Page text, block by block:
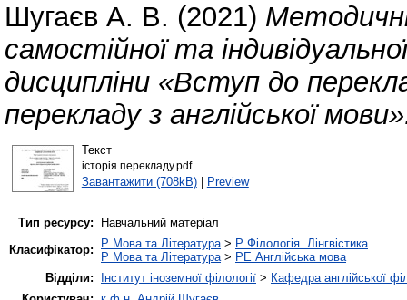
Шугаєв А. В. (2021) Методичні
самостійної та
дисципліни «Вступ до
перекладу з англійської
Текст
історія перекладу.pdf
Завантажити (708kB)| Preview
Тип ресурсу:
Навчальний матеріал
Класифікатор:
P Мова та Література> P Філологія. Лінгвістика
P Мова та Література> PE Англійська мова
Відділи:
Інститут іноземної філології > Кафедра англійської